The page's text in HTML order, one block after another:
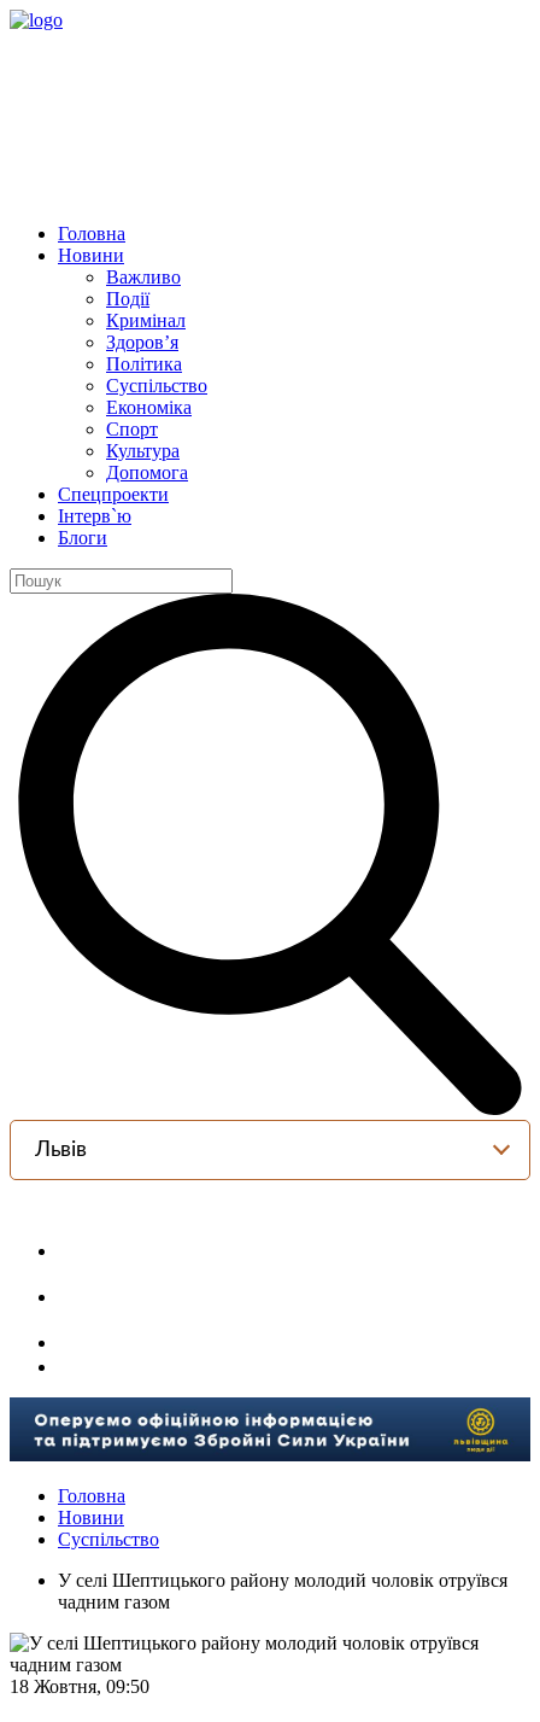
Головна
Новини
Важливо
Події
Кримінал
Здоров’я
Політика
Суспільство
Економіка
Спорт
Культура
Допомога
Спецпроекти
Інтерв`ю
Блоги
Львів
Головна
Новини
Суспільство
У селі Шептицького району молодий чоловік отруївся
чадним газом
18 Жовтня, 09:50